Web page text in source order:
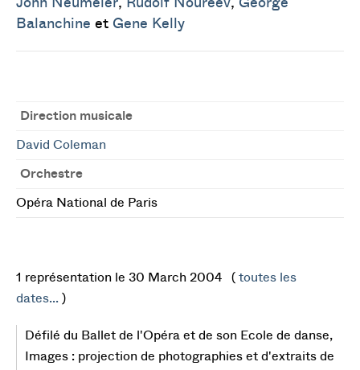
John Neumeier, Rudolf Noureev, George
Balanchine et Gene Kelly
Direction musicale
David Coleman
Orchestre
Opéra National de Paris
1 représentation le 30 March 2004 ( toutes les
dates... )
Défilé du Ballet de l'Opéra et de son Ecole de danse,
Images : projection de photographies et d'extraits de